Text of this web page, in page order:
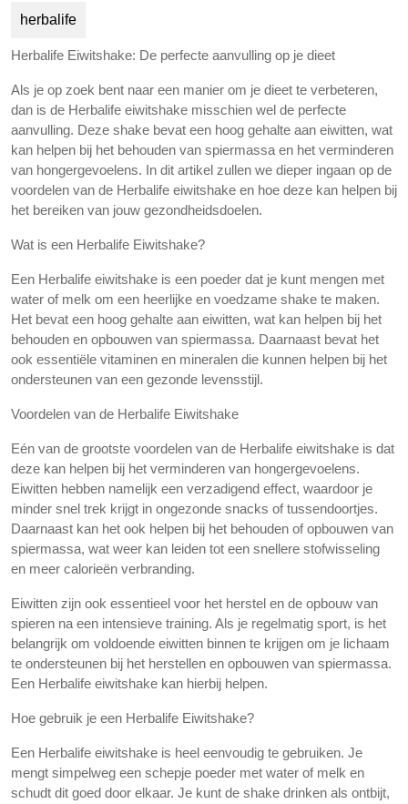
herbalife
Herbalife Eiwitshake: De perfecte aanvulling op je dieet
Als je op zoek bent naar een manier om je dieet te verbeteren,
dan is de Herbalife eiwitshake misschien wel de perfecte
aanvulling. Deze shake bevat een hoog gehalte aan eiwitten, wat
kan helpen bij het behouden van spiermassa en het verminderen
van hongergevoelens. In dit artikel zullen we dieper ingaan op de
voordelen van de Herbalife eiwitshake en hoe deze kan helpen bij
het bereiken van jouw gezondheidsdoelen.
Wat is een Herbalife Eiwitshake?
Een Herbalife eiwitshake is een poeder dat je kunt mengen met
water of melk om een heerlijke en voedzame shake te maken.
Het bevat een hoog gehalte aan eiwitten, wat kan helpen bij het
behouden en opbouwen van spiermassa. Daarnaast bevat het
ook essentiële vitaminen en mineralen die kunnen helpen bij het
ondersteunen van een gezonde levensstijl.
Voordelen van de Herbalife Eiwitshake
Eén van de grootste voordelen van de Herbalife eiwitshake is dat
deze kan helpen bij het verminderen van hongergevoelens.
Eiwitten hebben namelijk een verzadigend effect, waardoor je
minder snel trek krijgt in ongezonde snacks of tussendoortjes.
Daarnaast kan het ook helpen bij het behouden of opbouwen van
spiermassa, wat weer kan leiden tot een snellere stofwisseling
en meer calorieën verbranding.
Eiwitten zijn ook essentieel voor het herstel en de opbouw van
spieren na een intensieve training. Als je regelmatig sport, is het
belangrijk om voldoende eiwitten binnen te krijgen om je lichaam
te ondersteunen bij het herstellen en opbouwen van spiermassa.
Een Herbalife eiwitshake kan hierbij helpen.
Hoe gebruik je een Herbalife Eiwitshake?
Een Herbalife eiwitshake is heel eenvoudig te gebruiken. Je
mengt simpelweg een schepje poeder met water of melk en
schudt dit goed door elkaar. Je kunt de shake drinken als ontbijt,